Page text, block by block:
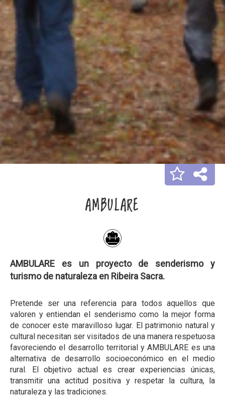
AMBULARE
AMBULARE es un proyecto de senderismo y
turismo de naturaleza en Ribeira Sacra.
Pretende ser una referencia para todos aquellos que
valoren y entiendan el senderismo como la mejor forma
de conocer este maravilloso lugar. El patrimonio natural y
cultural necesitan ser visitados de una manera respetuosa
favoreciendo el desarrollo territorial y AMBULARE es una
alternativa de desarrollo socioeconómico en el medio
rural. El objetivo actual es crear experiencias únicas,
transmitir una actitud positiva y respetar la cultura, la
naturaleza y las tradiciones.